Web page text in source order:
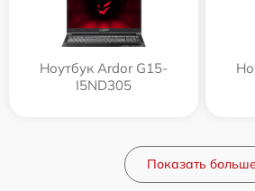
Ноутбук Ardor G15-
I5ND305
Показать больше